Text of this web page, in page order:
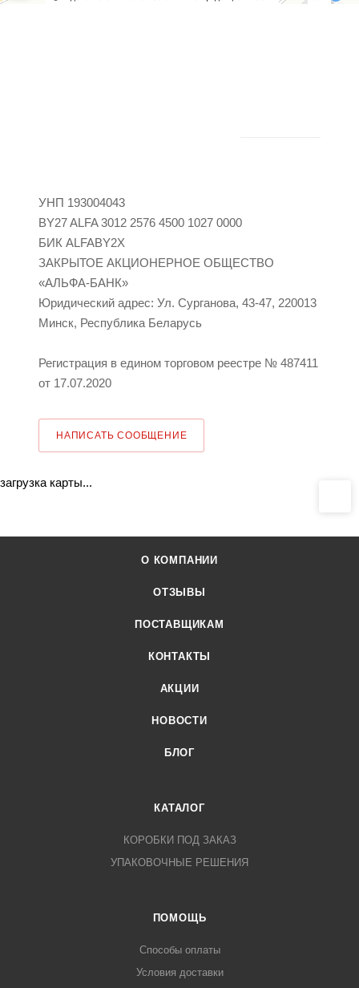
УНП 193004043
BY27 ALFA 3012 2576 4500 1027 0000
БИК ALFABY2X
ЗАКРЫТОЕ АКЦИОНЕРНОЕ ОБЩЕСТВО
«АЛЬФА-БАНК»
Юридический адрес: Ул. Сурганова, 43-47, 220013
Минск, Республика Беларусь
Регистрация в едином торговом реестре № 487411
от 17.07.2020
НАПИСАТЬ СООБЩЕНИЕ
загрузка карты...
О КОМПАНИИ
ОТЗЫВЫ
ПОСТАВЩИКАМ
КОНТАКТЫ
АКЦИИ
НОВОСТИ
БЛОГ
КАТАЛОГ
КОРОБКИ ПОД ЗАКАЗ
УПАКОВОЧНЫЕ РЕШЕНИЯ
ПОМОЩЬ
Способы оплаты
Условия доставки